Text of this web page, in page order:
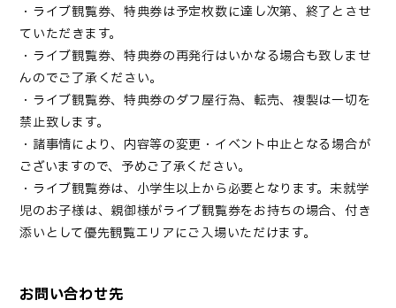
・ライブ観覧券、特典券は予定枚数に達し次第、終了とさせ
ていただきます。
・ライブ観覧券、特典券の再発行はいかなる場合も致しませ
んのでご了承ください。
・ライブ観覧券、特典券のダフ屋行為、転売、複製は一切を
禁止致します。
・諸事情により、内容等の変更・イベント中止となる場合が
ございますので、予めご了承ください。
・ライブ観覧券は、小学生以上から必要となります。未就学
児のお子様は、親御様がライブ観覧券をお持ちの場合、付き
添いとして優先観覧エリアにご入場いただけます。
お問い合わせ先